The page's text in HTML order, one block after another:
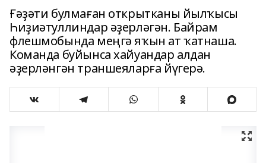
Ғәҙәти булмаған открытканы йылҡысы
Һиҙиәтуллиндар әҙерләгән. Байрам
флешмобында меңгә яҡын ат ҡатнаша.
Команда буйынса хайуандар алдан
әҙерләнгән траншеяларға йүгерә.